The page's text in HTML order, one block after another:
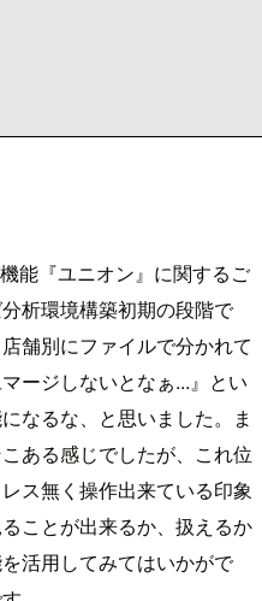
能『ユニオン』に関するご
析環境構築初期の段階で
舗別にファイルで分かれて
ージしないとなぁ...』とい
なるな、と思いました。ま
ある感じでしたが、これ位
ス無く操作出来ている印象
ことが出来るか、扱えるか
活用してみてはいかがで